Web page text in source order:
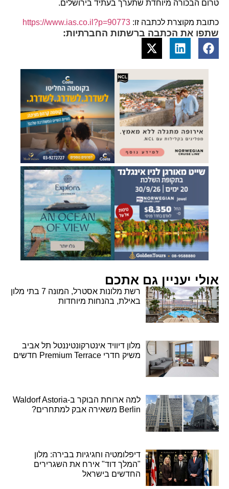
טרום הבכורה מיוחדת שתערך בעתיד בירושלים.
כתובת מקוצרת לכתבה זו: https://www.ias.co.il?p=90773
שתפו את הכתבה ברשתות החברתיות:
אולי יעניין גם אתכם
רשת מלונות אסטרל, המונה 7 בתי מלון
באילת, בהנחות מיוחדות
מלון דיוויד אינטרקונטיננטל תל אביב
משיק חדרי Premium Terrace חדשים
למה ארוחת הבוקר ב-Waldorf Astoria
Berlin משאירה אבק למתחרים?
דיפלומטיה וחגיגיות בבירה: מלון
"המלך דוד" אירח את השגרירים
החדשים בישראל